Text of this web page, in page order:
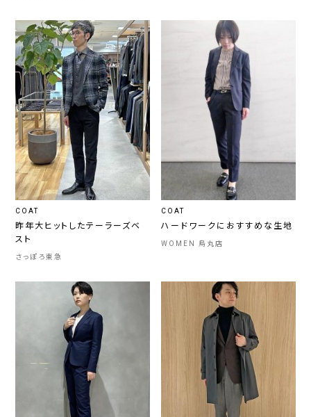
COAT
昨年大ヒットしたテーラーズベ
スト
さっぽろ東急
COAT
ハードワークにおすすめな生地
WOMEN 烏丸店